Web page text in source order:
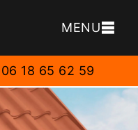
MENU
06 18 65 62 59